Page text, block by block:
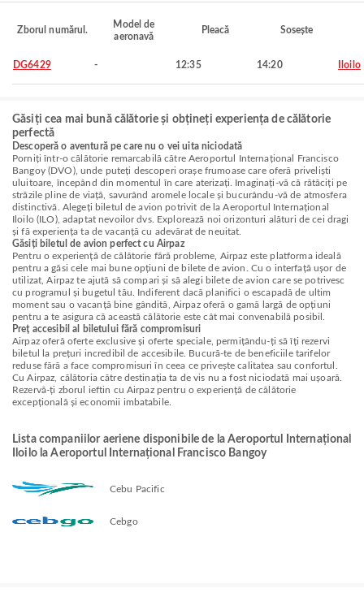
Zborul numărul.
Model de
aeronavă
Pleacă Sosește
DG6429 - 12:35 14:20 Iloilo
Găsiți cea mai bună călătorie și obțineți experiența de călătorie
perfectă
Descoperă o aventură pe care nu o vei uita niciodată
Porniți într-o călătorie remarcabilă către Aeroportul Internațional Francisco
Bangoy (DVO), unde puteți descoperi orașe frumoase care oferă priveliști
uluitoare, începând din momentul în care aterizați. Imaginați-vă că rătăciți pe
străzile pline de viață, savurând aromele locale și bucurându-vă de atmosfera
distinctivă. Alegeți biletul de avion potrivit de la Aeroportul Internațional
Iloilo (ILO), adaptat nevoilor dvs. Explorează noi orizonturi alături de cei dragi
și fă experiența ta de vacanță cu adevărat de neuitat.
Găsiți biletul de avion perfect cu Airpaz
Pentru o experiență de călătorie fără probleme, Airpaz este platforma ideală
pentru a găsi cele mai bune opțiuni de bilete de avion. Cu o interfață ușor de
utilizat, Airpaz te ajută să compari și să alegi bilete de avion care se potrivesc
cu programul și bugetul tău. Indiferent dacă planifici o escapadă de ultim
moment sau o vacanță bine gândită, Airpaz oferă o gamă largă de opțiuni
pentru a te asigura că această călătorie este cât mai convenabilă posibil.
Preț accesibil al biletului fără compromisuri
Airpaz oferă oferte exclusive și oferte speciale, permițându-ți să îți rezervi
biletul la prețuri incredibil de accesibile. Bucură-te de beneficiile tarifelor
reduse fără a face compromisuri în ceea ce privește calitatea sau confortul.
Cu Airpaz, călătoria către destinația ta de vis nu a fost niciodată mai ușoară.
Rezervă-ți zborul ieftin cu Airpaz pentru o experiență de călătorie
excepțională și economii imbatabile.
Lista companiilor aeriene disponibile de la Aeroportul Internațional
Iloilo la Aeroportul Internațional Francisco Bangoy
Cebu Pacific
Cebgo